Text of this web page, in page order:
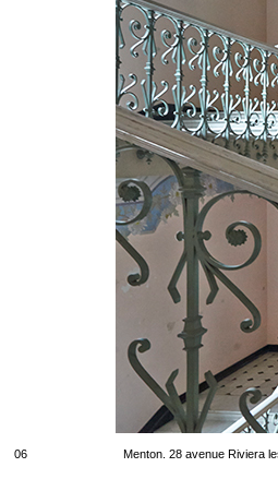
06 Menton. 28 avenue Riviera